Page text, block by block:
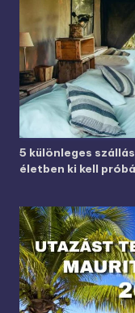
5 különleges
életben ki kell